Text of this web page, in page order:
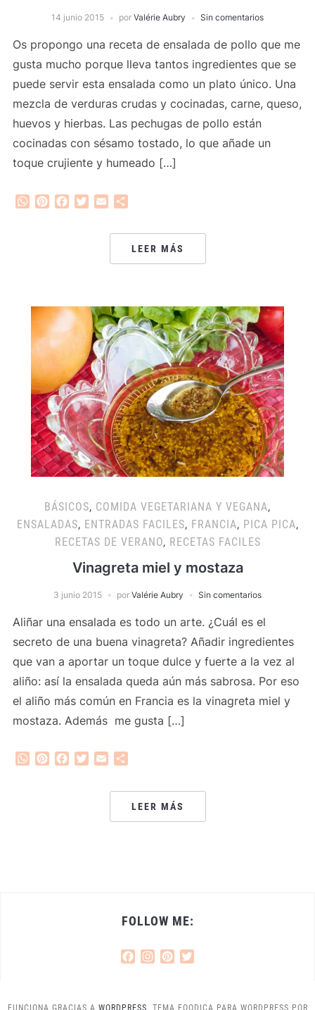
14 junio 2015 por Valérie Aubry Sin comentarios
Os propongo una receta de ensalada de pollo que me
gusta mucho porque lleva tantos ingredientes que se
puede servir esta ensalada como un plato único. Una
mezcla de verduras crudas y cocinadas, carne, queso,
huevos y hierbas. Las pechugas de pollo están
cocinadas con sésamo tostado, lo que añade un
toque crujiente y humeado […]
WhatsApp
PinterestFacebook
Twitter
Email
LEER MÁS
BÁSICOS, COMIDA VEGETARIANA Y VEGANA,
ENSALADAS, ENTRADAS FACILES, FRANCIA, PICA PICA,
RECETAS DE VERANO, RECETAS FACILES
Vinagreta miel y mostaza
3 junio 2015 por Valérie Aubry Sin comentarios
Aliñar una ensalada es todo un arte. ¿Cuál es el
secreto de una buena vinagreta? Añadir ingredientes
que van a aportar un toque dulce y fuerte a la vez al
aliño: así la ensalada queda aún más sabrosa. Por eso
el aliño más común en Francia es la vinagreta miel y
mostaza. Además me gusta […]
WhatsApp
PinterestFacebook
Twitter
Email
LEER MÁS
FOLLOW ME:
Facebook
Instagram
Pinterest